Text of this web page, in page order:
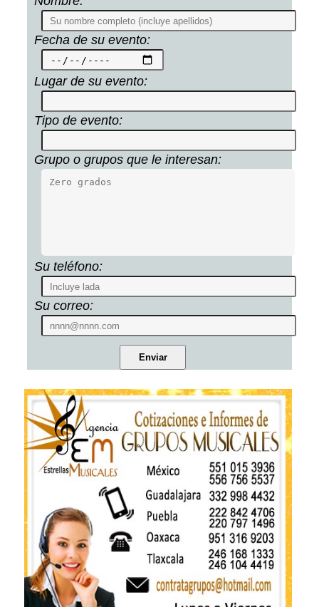
Fecha de su evento:
Lugar de su evento:
Tipo de evento:
Grupo o grupos que le interesan:
Su teléfono:
Su correo: